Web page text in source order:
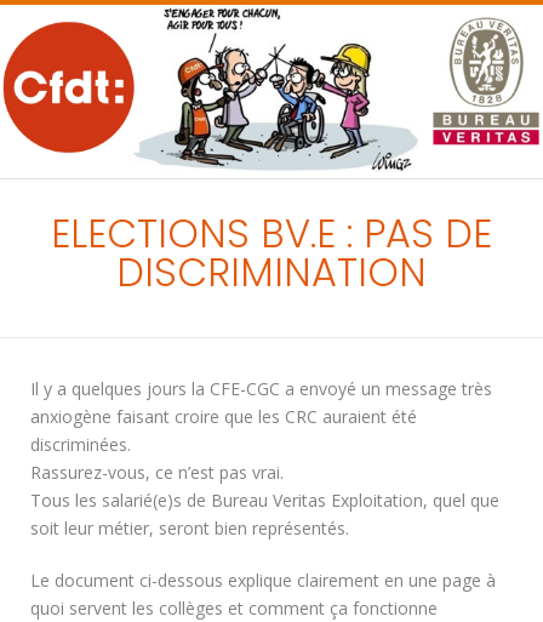
MENU
ELECTIONS BV.E : PAS DE
DISCRIMINATION
Il y a quelques jours la CFE-CGC a envoyé un message très
anxiogène faisant croire que les CRC auraient été
discriminées.
Rassurez-vous, ce n’est pas vrai.
Tous les salarié(e)s de Bureau Veritas Exploitation, quel que
soit leur métier, seront bien représentés.
Le document ci-dessous explique clairement en une page à
quoi servent les collèges et comment ça fonctionne